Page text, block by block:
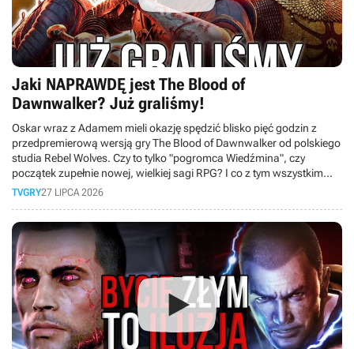
Jaki NAPRAWDĘ jest The Blood of
Dawnwalker? Już graliśmy!
Oskar wraz z Adamem mieli okazję spędzić blisko pięć godzin z
przedpremierową wersją gry The Blood of Dawnwalker od polskiego
studia Rebel Wolves. Czy to tylko "pogromca Wiedźmina", czy
początek zupełnie nowej, wielkiej sagi RPG? I co z tym wszystkim
wspólnego ma Bezimienny z Gothica? Odpowiedź poznacie w tym
TVGRY27 LIPCA 2026